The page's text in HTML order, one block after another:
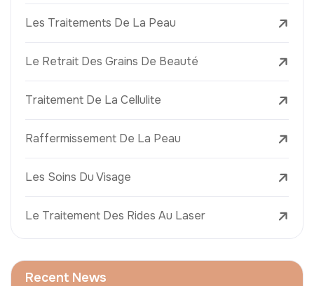
Les Traitements De La Peau
Le Retrait Des Grains De Beauté
Traitement De La Cellulite
Raffermissement De La Peau
Les Soins Du Visage
Le Traitement Des Rides Au Laser
Recent News